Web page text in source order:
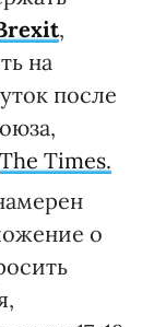
,
на
после
The Times.
о